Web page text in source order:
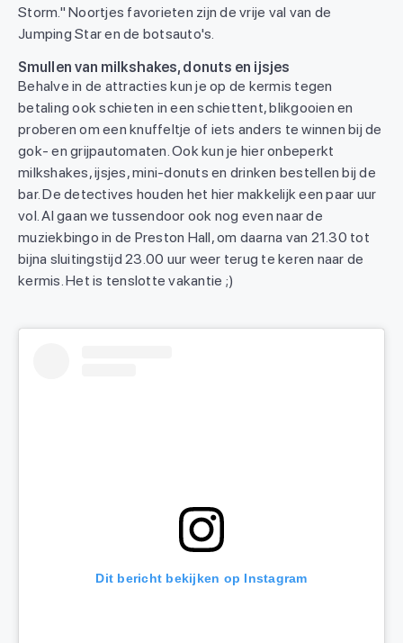
Storm." Noortjes favorieten zijn de vrije val van de
Jumping Star en de botsauto's.
Smullen van milkshakes, donuts en ijsjes
Behalve in de attracties kun je op de kermis tegen
betaling ook schieten in een schiettent, blikgooien en
proberen om een knuffeltje of iets anders te winnen bij de
gok- en grijpautomaten. Ook kun je hier onbeperkt
milkshakes, ijsjes, mini-donuts en drinken bestellen bij de
bar. De detectives houden het hier makkelijk een paar uur
vol. Al gaan we tussendoor ook nog even naar de
muziekbingo in de Preston Hall, om daarna van 21.30 tot
bijna sluitingstijd 23.00 uur weer terug te keren naar de
kermis. Het is tenslotte vakantie ;)
Dit bericht bekijken op Instagram